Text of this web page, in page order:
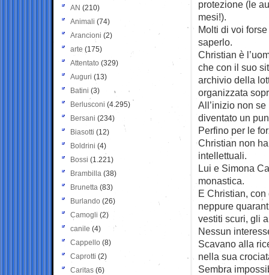
protezione (le
mesi!).
Molti di voi
saperlo.
Christian è
che con il suo
archivio della
organizzata
All’inizio non
diventato un
Perfino per le
Christian non
intellettuali.
Lui e Simona
monastica.
E Christian,
neppure
vestiti scuri, gli
Nessun
Scavano alla
nella sua
Sembra
AN (210)
Animali (74)
Arancioni (2)
arte (175)
Attentato (329)
Auguri (13)
Batini (3)
Berlusconi (4.295)
Bersani (234)
Biasotti (12)
Boldrini (4)
Bossi (1.221)
Brambilla (38)
Brunetta (83)
Burlando (26)
Camogli (2)
canile (4)
Cappello (8)
Caprotti (2)
Caritas (6)